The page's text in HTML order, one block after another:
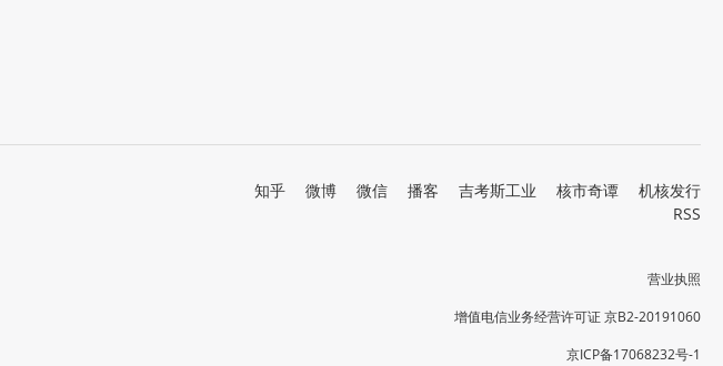
知乎 微博 微信 播客 吉考斯工业 核市奇谭
机核发行
RSS
营业执照
增值电信业务经营许可证 京B2-20191060
京ICP备17068232号-1